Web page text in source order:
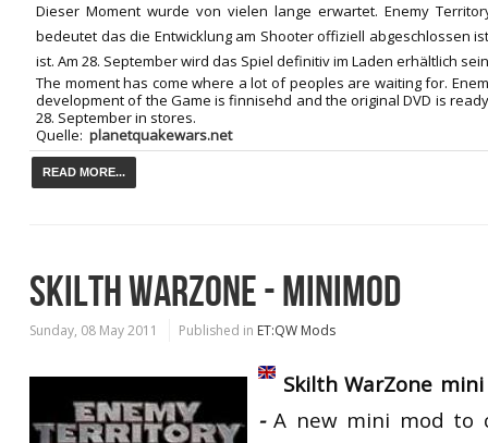
Dieser Moment wurde von vielen lange erwartet. Enemy
bedeutet das die Entwicklung am Shooter offiziell abgeschlossen
ist. Am 28. September wird das Spiel definitiv im Laden erhältlich
The moment has come where a lot of peoples are waiting for.
development of the Game is finnisehd and the original DVD is
28. September in stores.
Quelle: planetquakewars.net
READ MORE...
SKILTH WARZONE - MINIMOD
Sunday, 08 May 2011 Published in ET:QW Mods
Skilth WarZone
-A new mini mod to